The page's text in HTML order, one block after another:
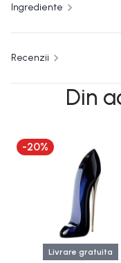
Ingrediente
Recenzii
Din
-20%
Livrare gratuita